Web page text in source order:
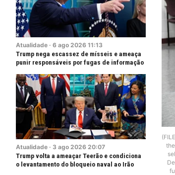
Atualidade · 6 ago 2026 11:13
Trump nega escassez de mísseis e ameaça
punir responsáveis por fugas de informação
Atualidade · 3 ago 2026 20:07
Trump volta a ameaçar Teerão e condiciona
o levantamento do bloqueio naval ao Irão